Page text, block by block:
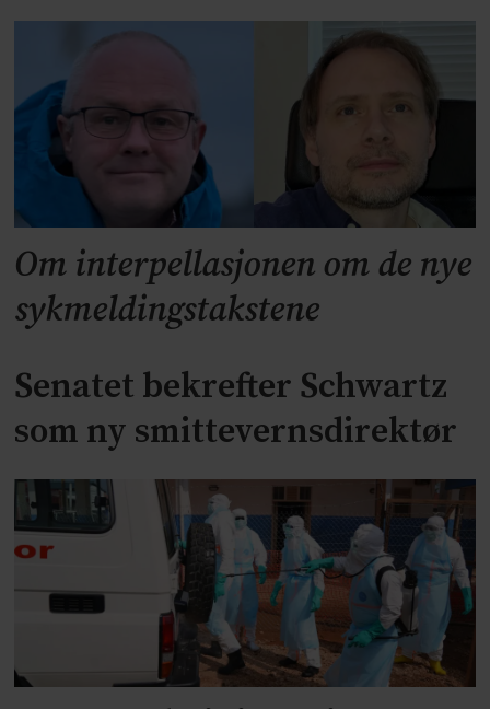
Om interpellasjonen om de nye
sykmeldingstakstene
Senatet bekrefter Schwartz
som ny smittevernsdirektør